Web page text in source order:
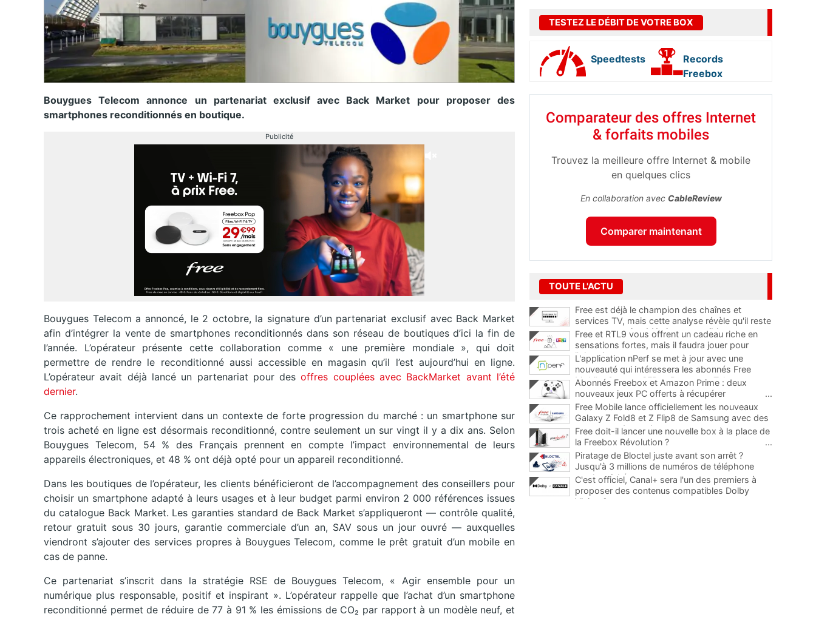
Bouygues Telecom annonce un partenariat exclusif avec Back Market pour proposer des
smartphones reconditionnés en boutique.
Publicité
Bouygues Telecom a annoncé, le 2 octobre, la signature d’un partenariat exclusif avec Back Market
afin d’intégrer la vente de smartphones reconditionnés dans son réseau de boutiques d’ici la fin de
l’année. L’opérateur présente cette collaboration comme « une première mondiale », qui doit
permettre de rendre le reconditionné aussi accessible en magasin qu’il l’est aujourd’hui en ligne.
L’opérateur avait déjà lancé un partenariat pour desoffres couplées avec BackMarket avant l’été
dernier.
Ce rapprochement intervient dans un contexte de forte progression du marché : un smartphone sur
trois acheté en ligne est désormais reconditionné, contre seulement un sur vingt il y a dix ans. Selon
Bouygues Telecom, 54 % des Français prennent en compte l’impact environnemental de leurs
appareils électroniques, et 48 % ont déjà opté pour un appareil reconditionné.
Dans les boutiques de l’opérateur, les clients bénéficieront de l’accompagnement des conseillers pour
choisir un smartphone adapté à leurs usages et à leur budget parmi environ 2 000 références issues
du catalogue Back Market. Les garanties standard de Back Market s’appliqueront — contrôle qualité,
retour gratuit sous 30 jours, garantie commerciale d’un an, SAV sous un jour ouvré — auxquelles
viendront s’ajouter des services propres à Bouygues Telecom, comme le prêt gratuit d’un mobile en
cas de panne.
Ce partenariat s’inscrit dans la stratégie RSE de Bouygues Telecom, « Agir ensemble pour un
numérique plus responsable, positif et inspirant ». L’opérateur rappelle que l’achat d’un smartphone
reconditionné permet de réduire de 77 à 91 % les émissions de CO₂ par rapport à un modèle neuf, et
TESTEZ LE DÉBIT DE VOTRE BOX
Speedtests
Records
Freebox
Comparateur des offres Internet
& forfaits mobiles
Trouvez la meilleure offre Internet & mobile
en quelques clics
En collaboration avec CableReview
Comparer maintenant
TOUTE L'ACTU
Free est déjà le champion des chaînes et
services TV, mais cette analyse révèle qu'il reste
encore au moins 141 ajouts possibles
Free et RTL9 vous offrent un cadeau riche en
sensations fortes, mais il faudra jouer pour
l'obtenir
L'application nPerf se met à jour avec une
nouveauté qui intéressera les abonnés Free
Mobile, Orange, SFR et Bouygues Telecom
Abonnés Freebox et Amazon Prime : deux
nouveaux jeux PC offerts à récupérer
...
Free Mobile lance officiellement les nouveaux
Galaxy Z Fold8 et Z Flip8 de Samsung avec des
promos et des cadeaux
...
Free doit-il lancer une nouvelle box à la place de
la Freebox Révolution ?
...
Piratage de Bloctel juste avant son arrêt ?
Jusqu'à 3 millions de numéros de téléphone
auraient fuité
C'est officiel, Canal+ sera l'un des premiers à
proposer des contenus compatibles Dolby
Vision 2